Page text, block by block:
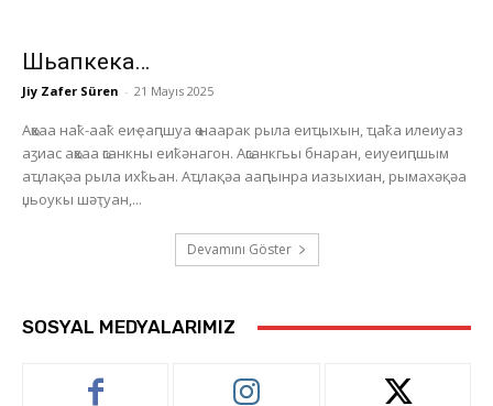
Шьапкека…
Jiy Zafer Süren - 21 Mayıs 2025
Аҩхаа наҟ-ааҟ еиҿаԥшуа ҩ-наарак рыла еиҵыхын, ҵаҟа илеиуаз
аӡиас аҩхаа ҩганкны еиҟәнагон. Аҩганкгьы бнаран, еиуеиԥшым
аҵлақәа рыла ихҟьан. Аҵлақәа ааԥынра иазыхиан, рымахәқәа
џьоукы шәҭуан,...
Devamını Göster
SOSYAL MEDYALARIMIZ